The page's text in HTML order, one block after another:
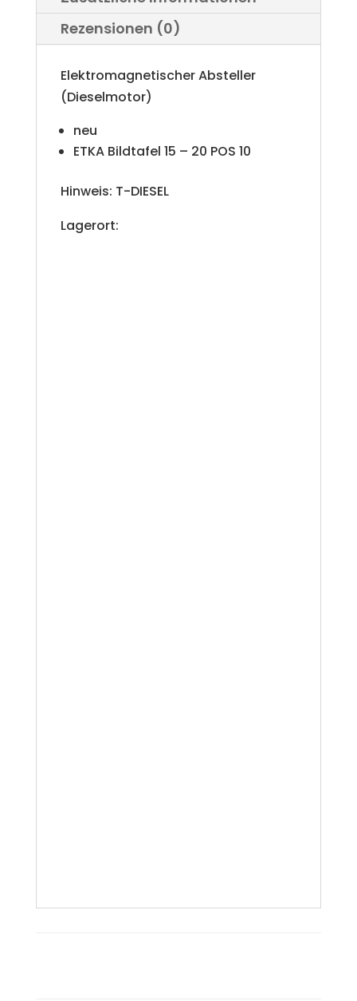
Rezensionen (0)
Elektromagnetischer Absteller
(Dieselmotor)
neu
ETKA Bildtafel 15 – 20 POS 10
Hinweis: T-DIESEL
Lagerort: